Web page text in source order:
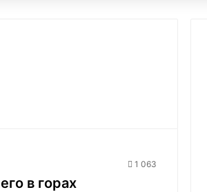
1 063
в горах